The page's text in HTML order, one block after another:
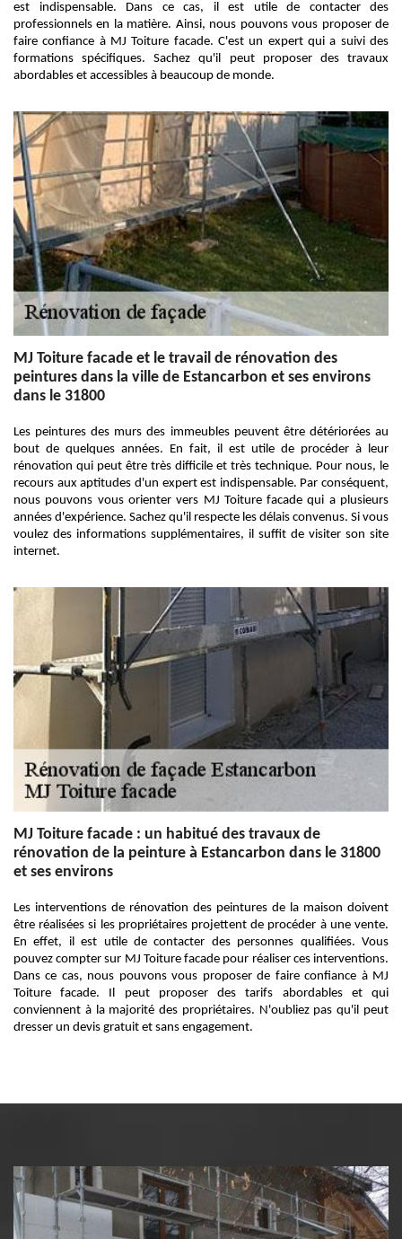
est indispensable. Dans ce cas, il est utile de contacter des
professionnels en la matière. Ainsi, nous pouvons vous proposer de
faire confiance à MJ Toiture facade. C'est un expert qui a suivi des
formations spécifiques. Sachez qu'il peut proposer des travaux
abordables et accessibles à beaucoup de monde.
MJ Toiture facade et le travail de rénovation des
peintures dans la ville de Estancarbon et ses environs
dans le 31800
Les peintures des murs des immeubles peuvent être détériorées au
bout de quelques années. En fait, il est utile de procéder à leur
rénovation qui peut être très difficile et très technique. Pour nous, le
recours aux aptitudes d'un expert est indispensable. Par conséquent,
nous pouvons vous orienter vers MJ Toiture facade qui a plusieurs
années d'expérience. Sachez qu'il respecte les délais convenus. Si vous
voulez des informations supplémentaires, il suffit de visiter son site
internet.
MJ Toiture facade : un habitué des travaux de
rénovation de la peinture à Estancarbon dans le 31800
et ses environs
Les interventions de rénovation des peintures de la maison doivent
être réalisées si les propriétaires projettent de procéder à une vente.
En effet, il est utile de contacter des personnes qualifiées. Vous
pouvez compter sur MJ Toiture facade pour réaliser ces interventions.
Dans ce cas, nous pouvons vous proposer de faire confiance à MJ
Toiture facade. Il peut proposer des tarifs abordables et qui
conviennent à la majorité des propriétaires. N'oubliez pas qu'il peut
dresser un devis gratuit et sans engagement.